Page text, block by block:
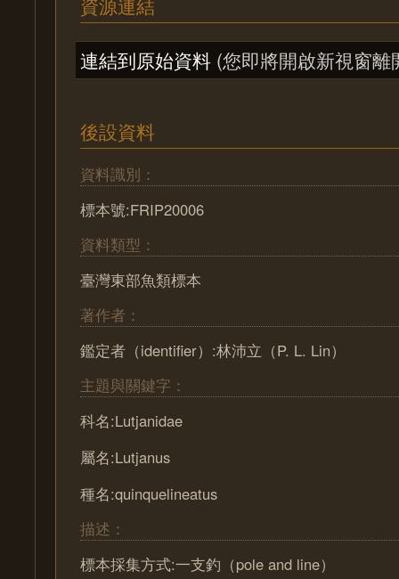
資源連結
連結到原始資料 (您即將開啟新視窗離
後設資料
資料識別：
標本號:FRIP20006
資料類型：
臺灣東部魚類標本
著作者：
鑑定者（identifier）:林沛立（P. L. Lin）
主題與關鍵字：
科名:Lutjanidae
屬名:Lutjanus
種名:quinquelineatus
描述：
標本採集方式:一支釣（pole and line）